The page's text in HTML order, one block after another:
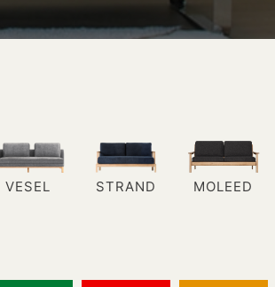
VESEL STRAND MOLEED